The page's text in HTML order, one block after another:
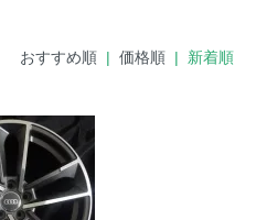
おすすめ順 | 価格順 | 新着順